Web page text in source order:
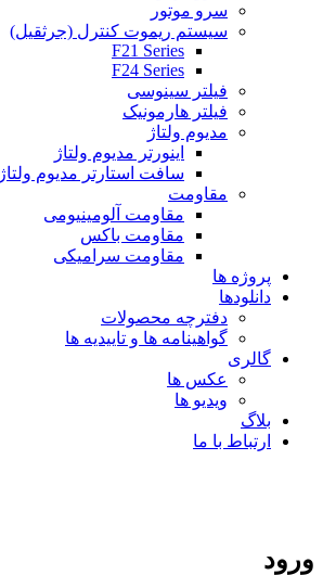
سرو موتور
سیستم ریموت کنترل (جرثقیل)
F21 Series
F24 Series
فیلتر سینوسی
فیلتر هارمونیک
مدیوم ولتاژ
اینورتر مدیوم ولتاژ
سافت استارتر مدیوم ولتاژ
مقاومت
مقاومت آلومینیومی
مقاومت باکس
مقاومت سرامیکی
پروژه ها
دانلودها
دفترچه محصولات
گواهینامه ها و تاییدیه ها
گالری
عکس ها
ویدیو ها
بلاگ
ارتباط با ما
ورود